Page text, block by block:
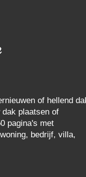
of hellend
dak plaatsen of
pagina's met
bedrijf, villa,